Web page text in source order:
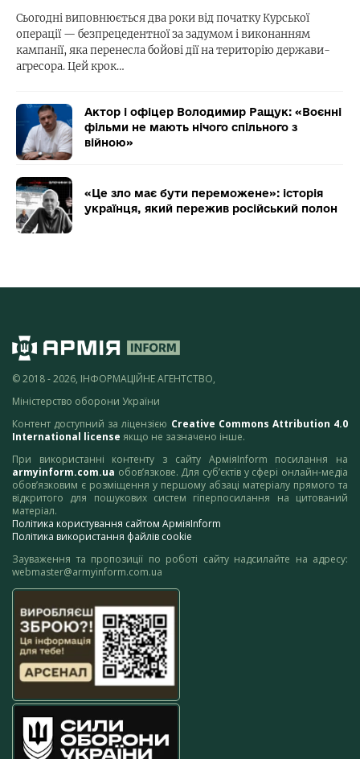
Сьогодні виповнюється два роки від початку Курської
операції — безпрецедентної за задумом і виконанням
кампанії, яка перенесла бойові дії на територію держави-
агресора. Цей крок…
Актор і офіцер Володимир Ращук: «Воєнні
фільми не мають нічого спільного з
війною»
«Це зло має бути переможене»: історія
українця, який пережив російський полон
© 2018 - 2026, ІНФОРМАЦІЙНЕ АГЕНТСТВО,
Міністерство оборони України
Контент доступний за ліцензією Creative Commons Attribution 4.0
International license якщо не зазначено інше.
При використанні контенту з сайту АрміяInform посилання на
armyinform.com.ua обов’язкове. Для суб’єктів у сфері онлайн-медіа
обов’язковим є розміщення у першому абзаці матеріалу прямого та
відкритого для пошукових систем гіперпосилання на цитований
матеріал.
Політика користування сайтом АрміяInform
Політика використання файлів cookie
Зауваження та пропозиції по роботі сайту надсилайте на адресу:
webmaster@armyinform.com.ua